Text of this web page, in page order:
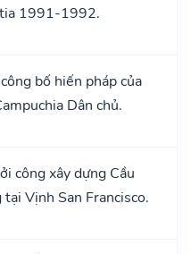
1991-1992.
bố hiến pháp của
Dân chủ.
công xây dựng Cầu
tại Vịnh San Francisco.